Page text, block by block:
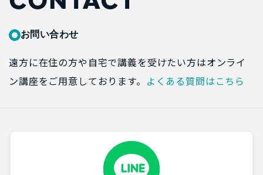
お問い合わせ
遠方に在住の方や自宅で講義を受けたい方はオンライ
ン講座をご用意しております。 よくある質問はこちら